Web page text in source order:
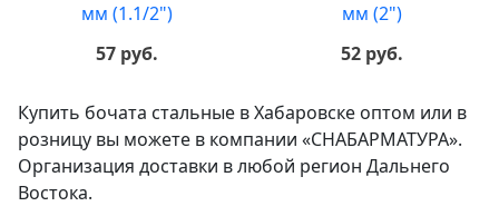
мм (1.1/2")
57 руб.
мм (2")
52 руб.
Купить бочата стальные в Хабаровске оптом или в
розницу вы можете в компании «СНАБАРМАТУРА».
Организация доставки в любой регион Дальнего
Востока.